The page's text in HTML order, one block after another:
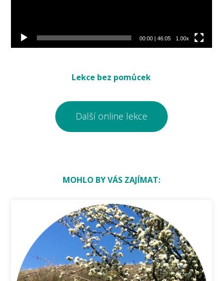
00:00| 46:05 1.00x
Lekce bez pomůcek
Další online lekce
MOHLO BY VÁS ZAJÍMAT: